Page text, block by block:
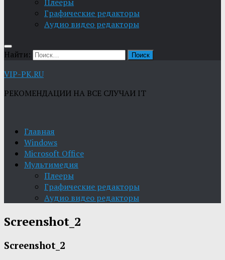
Графические редакторы
Aудио видео редакторы
Найти:
VIP-PK.RU
РЕКОМЕНДАЦИИ НА ВСЕ СЛУЧАИ IT
Главная
Windows
Microsoft Office
Мультимедия
Плееры
Графические редакторы
Aудио видео редакторы
Screenshot_2
Screenshot_2